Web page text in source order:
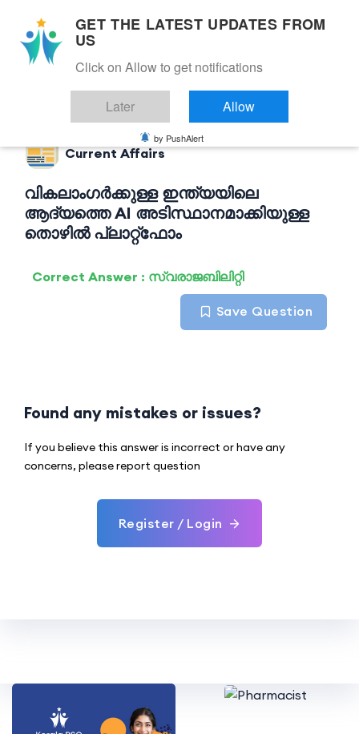
Back to Current Affairs
Current Affairs
വികലാംഗർക്കുള്ള ഇന്ത്യയിലെ
ആദ്യത്തെ AI അടിസ്ഥാനമാക്കിയുള്ള
തൊഴിൽ പ്ലാറ്റ്ഫോം
Correct Answer : സ്വരാജബിലിറ്റി
Save Question
Found any mistakes or issues?
If you believe this answer is incorrect or have any
concerns, please report question
Register / Login
GET THE LATEST UPDATES FROM
US
Click on Allow to get notifications
Later Allow
by PushAlert